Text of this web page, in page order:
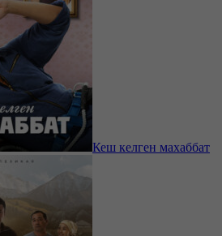
Кеш келген махаббат